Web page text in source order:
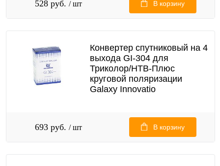
528 руб. / шт В корзину
Конвертер спутниковый на 4
выхода GI-304 для
Триколор/НТВ-Плюс
круговой поляризации
Galaxy Innovatio
693 руб. / шт В корзину